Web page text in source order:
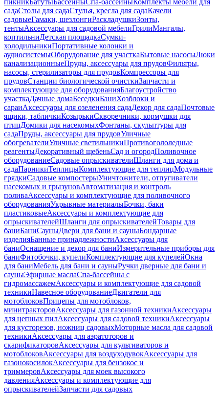
пикникБатутыБассейныСпа-бассейныКомплекты мебели для
садаСтолы для садаСтулья, кресла для садаКачели
садовыеГамаки, шезлонгиРаскладушкиЗонты,
тентыАксессуары для садовой мебелиГрилиМангалы,
коптильниДетская площадкаСумки-
холодильникиПортативные колонки и
аудиосистемыОборудование для участкаБытовые насосыЛюки
канализационныеПруды, аксессуары для прудовФильтры,
насосы, стерилизаторы для прудовКомпрессоры для
прудовСтанции биологической очисткиЗапчасти и
комплектующие для оборудованияБлагоустройство
участкаДачные домаБеседкиБаниХозблоки и
сараиАксессуары для озеленения садаДекор для садаПочтовые
ящики, табличкиКозырькиСкворечники, кормушки для
птицДомики для насекомыхФонтаны, скульптуры для
садаПруды, аксессуары для прудовУличные
обогревателиУличные светильникиПротивогололедные
реагентыДекоративный щебеньСад и огородПоливочное
оборудованиеСадовые опрыскивателиШланги для дома и
садаПарникиТеплицыКомплектующие для теплицМодульные
грядкиСадовые компостерыУничтожители, отпугиватели
насекомых и грызуновАвтоматизация и контроль
поливаАксессуары и комплектующие для поливочного
оборудованияУкрывные материалыБочки, баки
пластиковыеАксессуары и комплектующие для
опрыскивателейШланги для опрыскивателейТовары для
баниБаниСауныДвери для бани и сауныБондарные
изделияБанные принадлежностиАксессуары для
баниОснащение и декор для баниИзмерительные приборы для
баниФитобочки, купелиКомплектующие для купелейОкна
для баниМебель для бани и сауныРучки дверные для бани и
сауныЭфирные маслаСпа-бассейны с
гидромассажемАксессуары и комплектующие для садовой
техникиНавесное оборудованиеДвигатели для
мотоблоковПрицепы для мотоблоков,
минитракторовАксессуары для газонной техникиАксессуары
для цепных пилАксессуары для садовой техникиАксессуары
для кусторезов, ножниц садовыхМоторные масла для садовой
техникиАксессуары для аэратоторов и
скарификаторовАксессуары для культиваторов и
мотоблоковАксессуары для воздуходувокАксессуары для
газонокосилокАксессуары для бензокос и
триммеровАксессуары для моек высокого
давленияАксессуары и комплектующие для
опрыскивателейЗапчасти для садовых